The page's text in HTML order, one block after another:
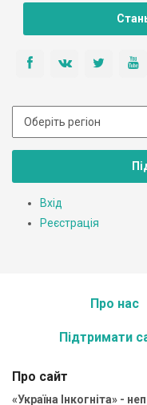
Вхід
Реєстрація
Про нас
Підтримати
Про сайт
«Україна Інкогніта» -